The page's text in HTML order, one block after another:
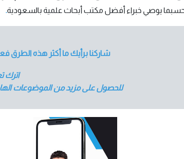
يوصي خبراء أفضل مكتب أبحاث علمية بالسعودية.
شاركنا برأيك ما أكثر هذه الطرق
اترك
للحصول على مزيد من الموضوعات